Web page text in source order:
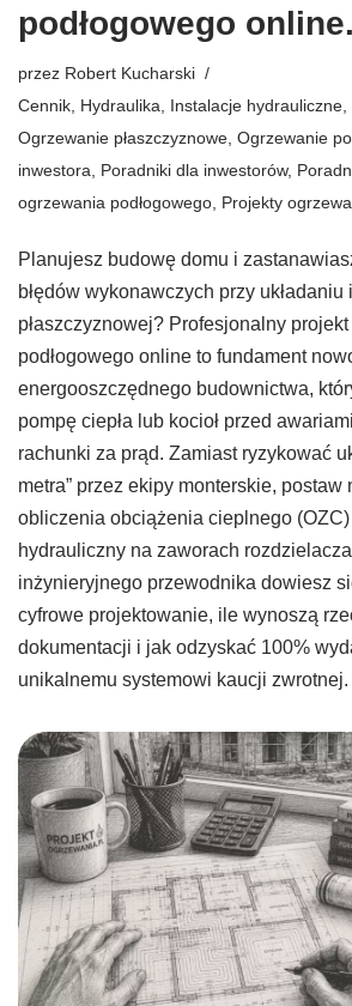
podłogowego online.
przez Robert Kucharski
Cennik Hydraulika Instalacje hydrauliczne
Ogrzewanie płaszczyznowe Ogrzewanie
inwestora
Poradniki dla inwestorów,
ogrzewania podłogowego Projekty
Planujesz budowę domu i
błędów wykonawczych przy układaniu
płaszczyznowej? Profesjonalny
podłogowego online to fundament
energooszczędnego budownictwa,
pompę ciepła lub kocioł przed
rachunki za prąd. Zamiast ryzykować
metra” przez ekipy monterskie, postaw
obliczenia obciążenia cieplnego
hydrauliczny na zaworach
inżynieryjnego przewodnika dowiesz
cyfrowe projektowanie, ile wynoszą
dokumentacji i jak odzyskać 100%
unikalnemu systemowi kaucji zwrotnej.